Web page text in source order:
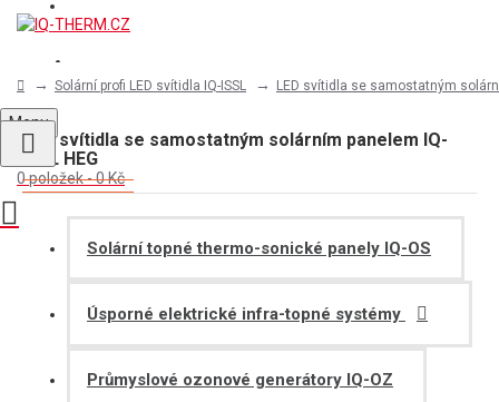
Menu
0 položek - 0 Kč
Solární profi LED svítidla IQ-ISSL LED svítidla se samostatným
LED svítidla se samostatným solárním panelem IQ-
ISSL HEG
Solární topné thermo-sonické panely IQ-OS
Úsporné elektrické infra-topné systémy
Průmyslové ozonové generátory IQ-OZ